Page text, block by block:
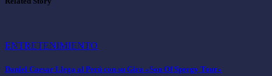
ENTRETENIMIENTO
Daniel Caesar Llega al Perú con su Gira «Son Of Spergy Tour»